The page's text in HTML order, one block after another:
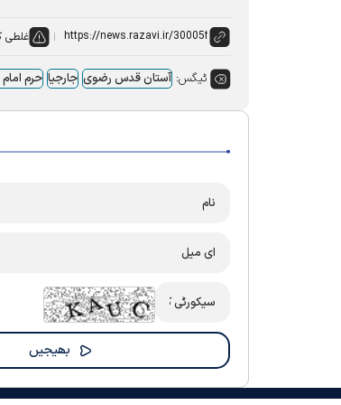
غلطی
ٹیگس: آستان قدس رضوی جارجیا حرم